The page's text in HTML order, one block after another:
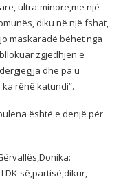
ultra-minore,me një
diku në një fshat,
maskaradë bëhet nga
zgjedhjen e
dhe pa u
rënë katundi”.
është e denjë për
së,partisë,dikur,